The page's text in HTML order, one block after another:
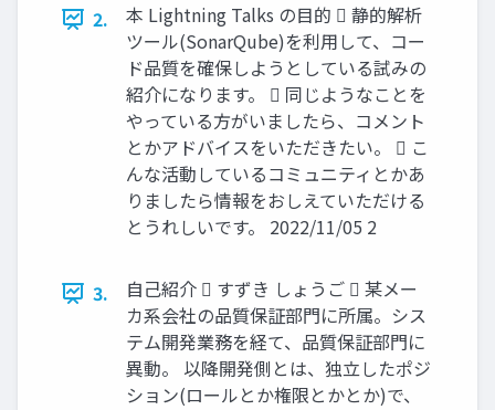
2.
本 Lightning Talks の目的  静的解析
ツール(SonarQube)を利用して、コー
ド品質を確保しようとしている試みの
紹介になります。  同じようなことを
やっている方がいましたら、コメント
とかアドバイスをいただきたい。  こ
んな活動しているコミュニティとかあ
りましたら情報をおしえていただける
とうれしいです。 2022/11/05 2
3.
自己紹介  すずき しょうご  某メー
カ系会社の品質保証部門に所属。シス
テム開発業務を経て、品質保証部門に
異動。 以降開発側とは、独立したポジ
ション(ロールとか権限とかとか)で、